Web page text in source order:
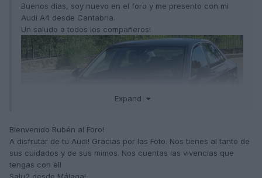
Buenos días, soy nuevo en el foro y me presento con mi
Audi A4 desde Cantabria.
Un saludo a todos los compañeros!
Expand
Bienvenido Rubén al Foro!
A disfrutar de tu Audi! Gracias por las Foto. Nos tienes al tanto de
sus cuidados y de sus mimos. Nos cuentas las vivencias que
tengas con él!